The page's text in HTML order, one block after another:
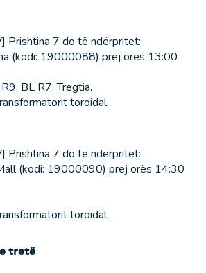
Prishtina 7 do të ndërpritet:
(kodi: 19000088) prej orës 13:00
BL R7, Tregtia.
toroidal.
Prishtina 7 do të ndërpritet:
(kodi: 19000090) prej orës 14:30
toroidal.
tretë